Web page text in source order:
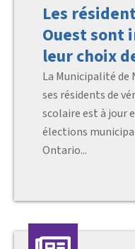
Les
Ouest sont
leur choix
La Municipalité de
ses résidents de
scolaire est à jour
élections
Ontario...